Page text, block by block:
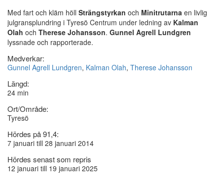
Med fart och kläm höll Strängstyrkan och Minitrutarna en livlig
julgransplundring i Tyresö Centrum under ledning av Kalman
Olah och Therese Johansson. Gunnel Agrell Lundgren
lyssnade och rapporterade.
Medverkar:
Gunnel Agrell Lundgren, Kalman Olah, Therese Johansson
Längd:
24 min
Ort/Område:
Tyresö
Hördes på 91,4:
7 januari till 28 januari 2014
Hördes senast som repris
12 januari till 19 januari 2025